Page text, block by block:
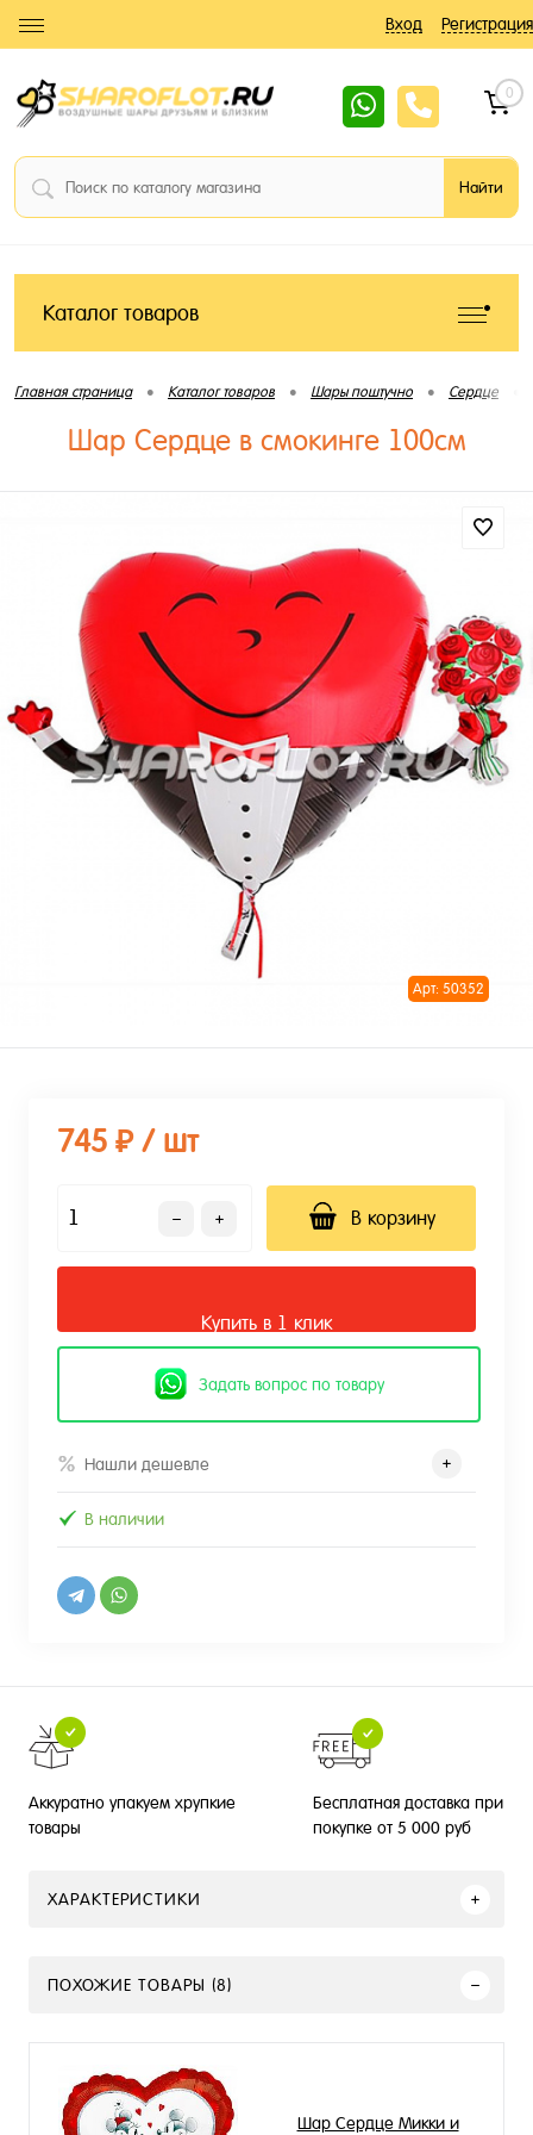
Вход Регистрация
0
Каталог товаров
Главная страница • Каталог товаров • Шары поштучно • Сердце
Шар Сердце в смокинге 100см
Арт: 50352
745 ₽ / шт
В корзину
Купить в 1 клик
Задать вопрос по товару
Нашли дешевле
В наличии
Аккуратно упакуем хрупкие
товары
Бесплатная доставка при
покупке от 5 000 руб
ХАРАКТЕРИСТИКИ
ПОХОЖИЕ ТОВАРЫ (8)
Шар Сердце Микки и